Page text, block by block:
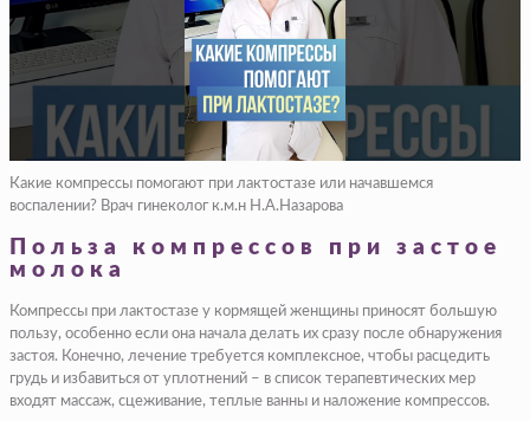
Какие компрессы помогают при лактостазе или начавшемся
воспалении? Врач гинеколог к.м.н Н.А.Назарова
Польза компрессов при застое
молока
Компрессы при лактостазе у кормящей женщины приносят большую
пользу, особенно если она начала делать их сразу после обнаружения
застоя. Конечно, лечение требуется комплексное, чтобы расцедить
грудь и избавиться от уплотнений – в список терапевтических мер
входят массаж, сцеживание, теплые ванны и наложение компрессов.